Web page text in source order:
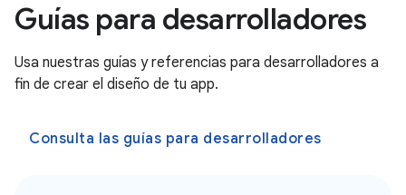
Guías para desarrolladores
Usa nuestras guías y referencias para desarrolladores a
fin de crear el diseño de tu app.
Consulta las guías para desarrolladores